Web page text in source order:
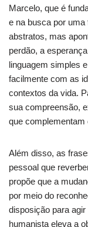
Marcelo, que é
e na busca por
abstratos, mas
perdão, a
linguagem simples
facilmente com as
contextos da vida.
sua compreensão,
que
Além disso, as
pessoal que
propõe que a
por meio do
disposição para
humanista eleva a